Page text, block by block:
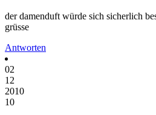
der damenduft würde sich sicherlich
grüsse
Antworten
02
12
2010
10